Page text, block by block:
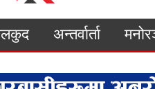
अन्तर्वार्ता